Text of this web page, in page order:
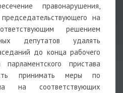
правонарушения,
на
решением
депутатов удалять
до конца рабочего
пристава
принимать меры по
на соответствующих